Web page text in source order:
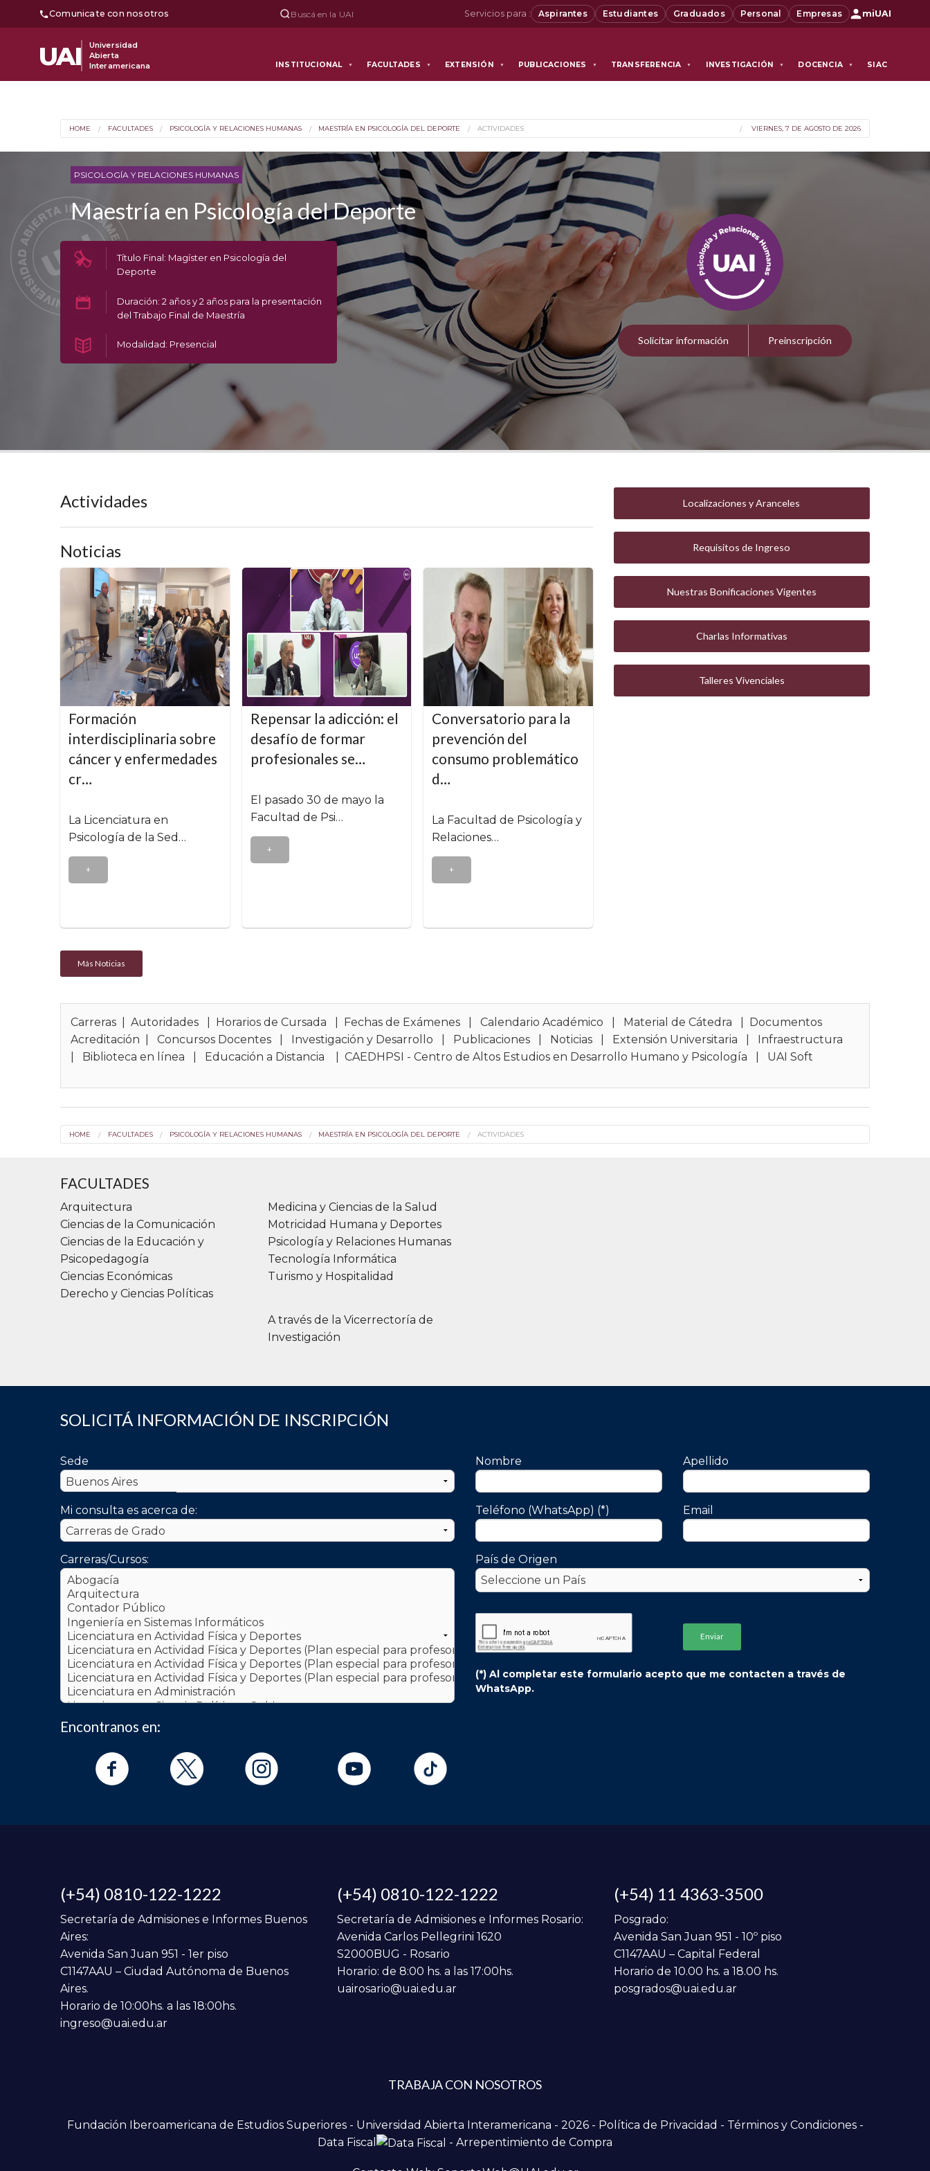
Comunicate con nosotros Buscá en la UAI Servicios para : Aspirantes Estudiantes Graduados Personal Empresas miUAI
UAI
Universidad
Abierta
Interamericana
INSTITUCIONAL ▼ FACULTADES ▼ EXTENSIÓN ▼ PUBLICACIONES ▼ TRANSFERENCIA ▼ INVESTIGACIÓN ▼ DOCENCIA ▼ SIAC
HOME FACULTADES PSICOLOGÍA Y RELACIONES HUMANAS MAESTRÍA EN PSICOLOGÍA DEL DEPORTE ACTIVIDADES VIERNES, 7 DE AGOSTO DE 2026
PSICOLOGÍA Y RELACIONES HUMANAS
Maestría en Psicología del Deporte
Título Final: Magíster en Psicología del
Deporte
Duración: 2 años y 2 años para la presentación
del Trabajo Final de Maestría
Modalidad: Presencial Solicitar información Preinscripción
Localizaciones y Aranceles
Requisitos de Ingreso
Nuestras Bonificaciones Vigentes
Charlas Informativas
Talleres Vivenciales
Actividades
Noticias
Formación
interdisciplinaria sobre
cáncer y enfermedades
cr…
La Licenciatura en
Psicología de la Sed…
+
Repensar la adicción: el
desafío de formar
profesionales se…
El pasado 30 de mayo la
Facultad de Psi…
+
Conversatorio para la
prevención del
consumo problemático
d…
La Facultad de Psicología y
Relaciones…
+
Más Noticias
Carreras |Autoridades Horarios de Cursada Fechas de Exámenes |Calendario Académico Material de Cátedra
Documentos
Acreditación |Concursos Docentes Investigación y Desarrollo Publicaciones Noticias Extensión Universitaria
Infraestructura
Biblioteca en línea Educación a Distancia |CAEDHPSI - Centro de Altos Estudios en Desarrollo Humano y Psicología UAI Soft
HOME FACULTADES PSICOLOGÍA Y RELACIONES HUMANAS MAESTRÍA EN PSICOLOGÍA DEL DEPORTE ACTIVIDADES
FACULTADES
Arquitectura
Ciencias de la Comunicación
Ciencias de la Educación y
Psicopedagogía
Ciencias Económicas
Derecho y Ciencias Políticas
Medicina y Ciencias de la Salud
Motricidad Humana y Deportes
Psicología y Relaciones Humanas
Tecnología Informática
Turismo y Hospitalidad
A través de la Vicerrectoría de
Investigación
SOLICITÁ INFORMACIÓN DE INSCRIPCIÓN
Sede
Mi consulta es acerca de:
Carreras/Cursos:
Nombre Apellido
Teléfono (WhatsApp) (*) Email
País de Origen
(*) Al completar este formulario acepto que me contacten a través de
WhatsApp.
Encontranos en:
(+54) 0810-122-1222
Secretaría de Admisiones e Informes Buenos
Aires:
Avenida San Juan 951 - 1er piso
C1147AAU – Ciudad Autónoma de Buenos
Aires.
Horario de 10:00hs. a las 18:00hs.
ingreso@uai.edu.ar
(+54) 0810-122-1222
Secretaría de Admisiones e Informes Rosario:
Avenida Carlos Pellegrini 1620
S2000BUG - Rosario
Horario: de 8:00 hs. a las 17:00hs.
uairosario@uai.edu.ar
(+54) 11 4363-3500
Posgrado:
Avenida San Juan 951 - 10º piso
C1147AAU – Capital Federal
Horario de 10.00 hs. a 18.00 hs.
posgrados@uai.edu.ar
TRABAJA CON NOSOTROS
Fundación Iberoamericana de Estudios Superiores - Universidad Abierta Interamericana - 2026 - Política de Privacidad - Términos y Condiciones-
Data Fiscal
- Arrepentimiento de Compra